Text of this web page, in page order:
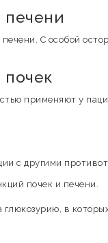
С особой
применяют у
с другими
почек и печени.
в